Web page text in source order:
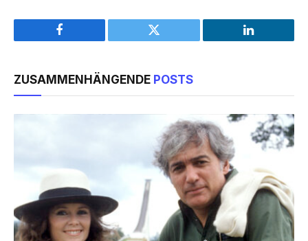
Facebook Twitter LinkedIn
ZUSAMMENHÄNGENDE POSTS